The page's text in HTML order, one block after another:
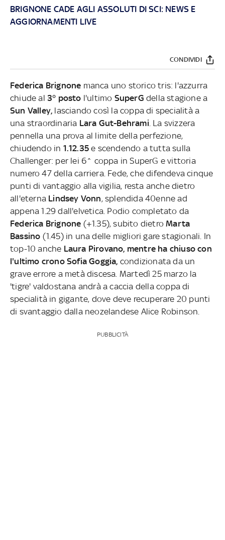
BRIGNONE CADE AGLI ASSOLUTI DI SCI: NEWS E
AGGIORNAMENTI LIVE
CONDIVIDI
Federica Brignone manca uno storico tris: l'azzurra
chiude al 3° posto l'ultimo SuperGdella stagione a
Sun Valley, lasciando così la coppa di specialità a
una straordinaria Lara Gut-Behrami . La svizzera
pennella una prova al limite della perfezione,
chiudendo in 1.12.35 e scendendo a tutta sulla
Challenger: per lei 6^ coppa in SuperG e vittoria
numero 47 della carriera. Fede, che difendeva cinque
punti di vantaggio alla vigilia, resta anche dietro
all'eterna Lindsey Vonn, splendida 40enne ad
appena 1.29 dall'elvetica. Podio completato da
Federica Brignone (+1.35), subito dietroMarta
Bassino (1.45) in una delle migliori gare stagionali. In
top-10 anche Laura Pirovano, mentre ha chiuso con
l'ultimo crono Sofia Goggia, condizionata da un
grave errore a metà discesa. Martedì 25 marzo la
'tigre' valdostana andrà a caccia della coppa di
specialità in gigante, dove deve recuperare 20 punti
di svantaggio dalla neozelandese Alice Robinson.
PUBBLICITÀ